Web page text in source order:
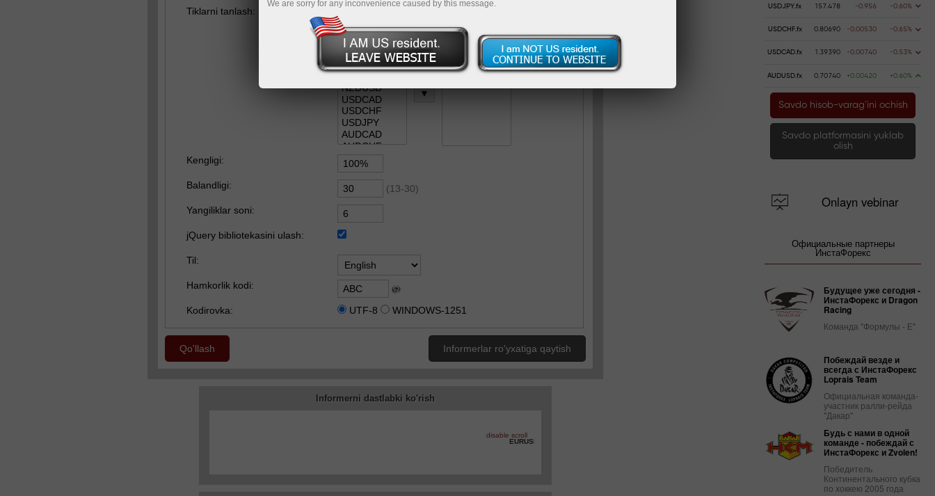
Tiklarni tanlash:
Kengligi:
Balandligi:
(13-30)
Yangiliklar soni:
jQuery bibliotekasini ulash:
Til:
Hamkorlik kodi:
Kodirovka: UTF-8 WINDOWS-1251
Qo'llash Informerlar ro'yxatiga qaytish
Informerni dastlabki ko'rish
USDJPY.fx 157.478 -0.956 -0.60%
USDCHF.fx 0.80690 -0.00530 -0.65%
USDCAD.fx 1.39390 -0.00740 -0.53%
AUDUSD.fx 0.70740 +0.00420 +0.60%
Savdo hisob-varag`ini ochish
Savdo platformasini yuklab
olish
Onlayn vebinar
Официальные партнеры
ИнстаФорекс
Будущее уже сегодня -
ИнстаФорекс и Dragon
Racing
Команда "Формулы - Е"
Побеждай везде и
всегда с ИнстаФорекс
Loprais Team
Официальная команда-
участник ралли-рейда
"Дакар"
Будь с нами в одной
команде - побеждай с
ИнстаФорекс и Zvolen!
Победитель
Континентального кубка
по хоккею 2005 года
We are sorry for any inconvenience caused by this message.